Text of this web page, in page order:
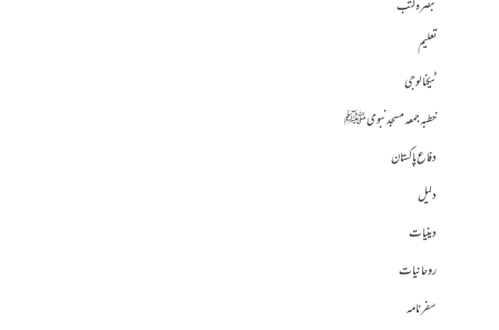
تبصرہ کتب
تعلیم
ٹیکنالوجی
خطبہ جمعہ مسجد نبوی ﷺ
دفاع پاکستان
دلیل
دینیات
روحانیات
سفرنامہ